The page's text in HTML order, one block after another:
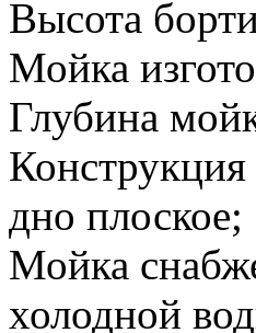
Высота
Мойка
Глубина
дно плоское;
Мойка
холодной